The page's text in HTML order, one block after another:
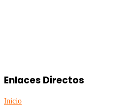
Enlaces Directos
Inicio